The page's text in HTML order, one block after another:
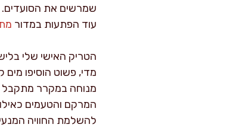
שמרשים את הסועדים.
עוד הפתעות במדור
הטריק האישי שלי
מדי, פשוט הוסיפו
מנוחה במקרר מתקבל
המרקם והטעמים
להשלמת החוויה